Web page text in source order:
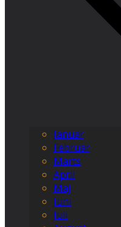
Januar
Februar
Marts
April
Maj
Juni
Juli